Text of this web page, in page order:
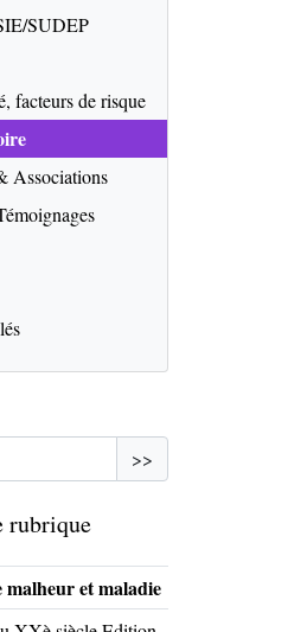
SUDEP
facteurs de risque
Associations
>>
rubrique
malheur et maladie